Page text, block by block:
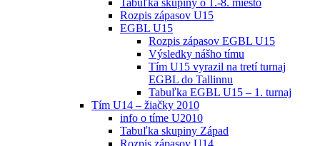
Rozpis zápasov U15
EGBL U15
Rozpis zápasov EGBL U15
Výsledky nášho tímu
Tím U15 vyrazil na tretí turnaj
EGBL do Tallinnu
Tabuľka EGBL U15 – 1. turnaj
Tím U14 – žiačky 2010
info o tíme U2010
Tabuľka skupiny Západ
Rozpis zápasov U14